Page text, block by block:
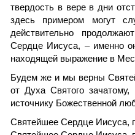
твердость в вере в дни
здесь примером могут
действительно
Сердце Иисуса, – именно
находящей выражение в
Будем же и мы верны
от Духа Святого
источнику Божественной
Святейшее Сердце Иисуса,